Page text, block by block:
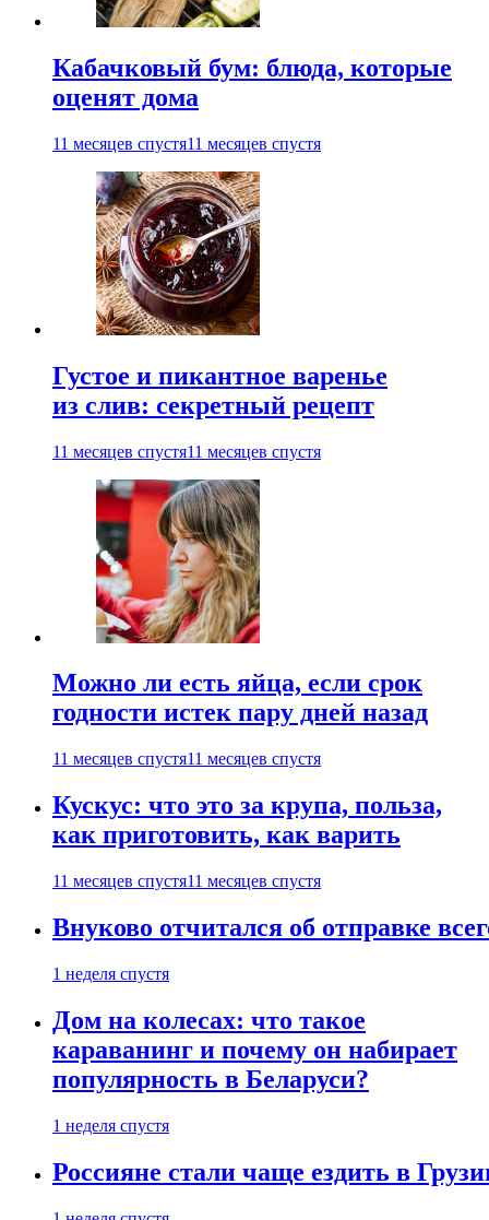
Кабачковый бум: блюда, которые
оценят дома
11 месяцев спустя11 месяцев спустя
Густое и пикантное варенье
из слив: секретный рецепт
11 месяцев спустя11 месяцев спустя
Можно ли есть яйца, если срок
годности истек пару дней назад
11 месяцев спустя11 месяцев спустя
Кускус: что это за крупа, польза,
как приготовить, как варить
11 месяцев спустя11 месяцев спустя
Внуково отчитался об отправке
1 неделя спустя
Дом на колесах: что такое
караванинг и почему он набирает
популярность в Беларуси?
1 неделя спустя
Россияне стали чаще ездить в